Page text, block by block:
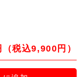
税込9,900円）